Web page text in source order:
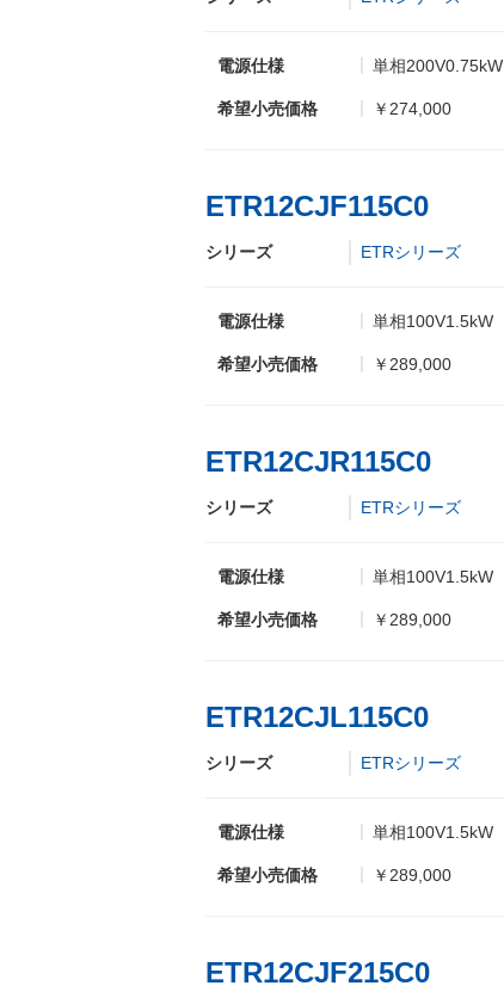
電源仕様 単相200V0.75kW
希望小売価格 ￥274,000
ETR12CJF115C0
シリーズ ETRシリーズ
電源仕様 単相100V1.5kW
希望小売価格 ￥289,000
ETR12CJR115C0
シリーズ ETRシリーズ
電源仕様 単相100V1.5kW
希望小売価格 ￥289,000
ETR12CJL115C0
シリーズ ETRシリーズ
電源仕様 単相100V1.5kW
希望小売価格 ￥289,000
ETR12CJF215C0